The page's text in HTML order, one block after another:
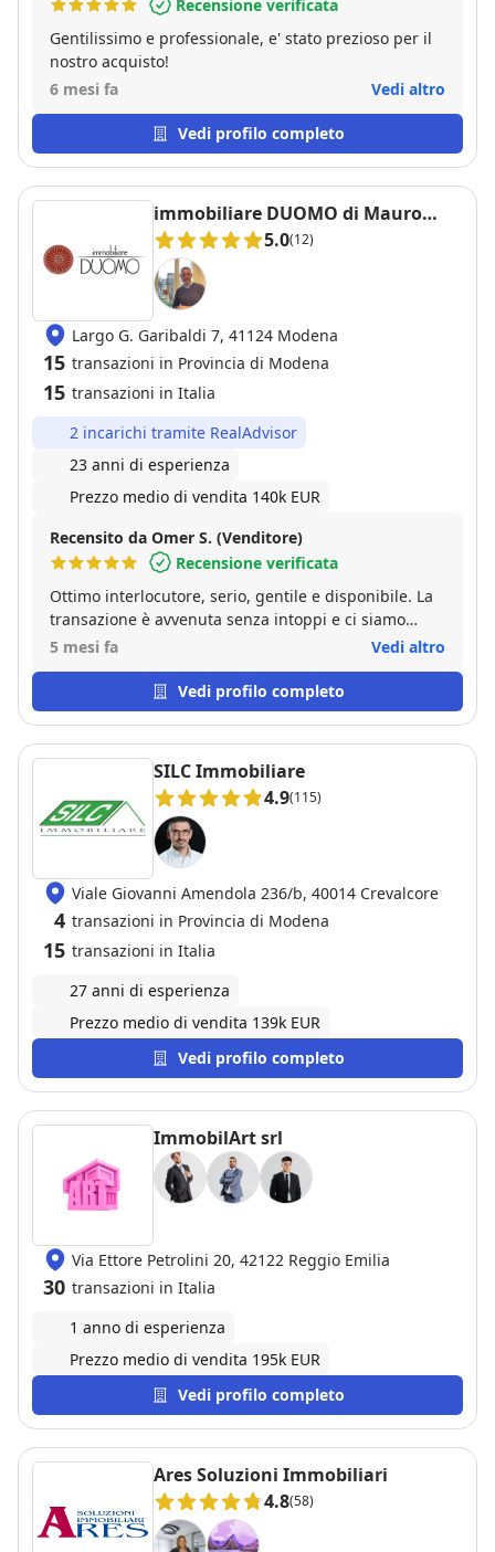
Recensione verificata
Gentilissimo e professionale, e' stato prezioso per il
nostro acquisto!
6 mesi fa
Vedi altro
Vedi profilo completo
immobiliare DUOMO di Mauro
Pagliai
5.0(12)
Largo G. Garibaldi 7, 41124 Modena
15 transazioni in Provincia di Modena
15 transazioni in Italia
2 incarichi tramite RealAdvisor
23 anni di esperienza
Prezzo medio di vendita 140k EUR
Recensito da Omer S. (Venditore)
Recensione verificata
Ottimo interlocutore, serio, gentile e disponibile. La
transazione è avvenuta senza intoppi e ci siamo
sentiti seguitissimi fin dal principio. Anche in una
ha assistiti con perizia e serietà. Da consigliare
assolutamente.
5 mesi fa Vedi altro
Vedi profilo completo
SILC Immobiliare
4.9(115)
Viale Giovanni Amendola 236/b, 40014 Crevalcore
4 transazioni in Provincia di Modena
15 transazioni in Italia
27 anni di esperienza
Prezzo medio di vendita 139k EUR
Vedi profilo completo
ImmobilArt srl
Via Ettore Petrolini 20, 42122 Reggio Emilia
30 transazioni in Italia
1 anno di esperienza
Prezzo medio di vendita 195k EUR
Vedi profilo completo
Ares Soluzioni Immobiliari
4.8(58)